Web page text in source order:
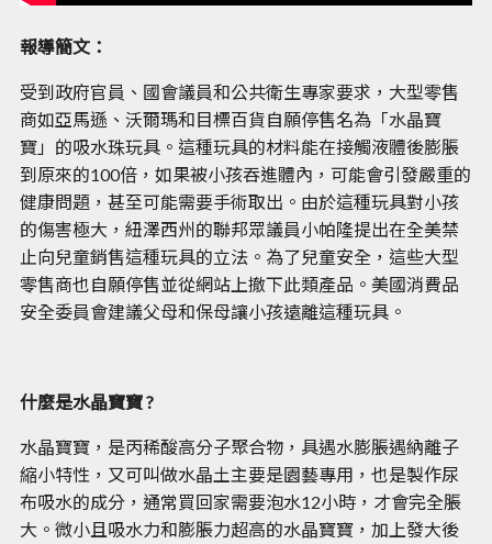
報導簡文：
受到政府官員、國會議員和公共衛生專家要求，大型零售
商如亞馬遜、沃爾瑪和目標百貨自願停售名為「水晶寶
寶」的吸水珠玩具。這種玩具的材料能在接觸液體後膨脹
到原來的100倍，如果被小孩吞進體內，可能會引發嚴重的
健康問題，甚至可能需要手術取出。由於這種玩具對小孩
的傷害極大，紐澤西州的聯邦眾議員小帕隆提出在全美禁
止向兒童銷售這種玩具的立法。為了兒童安全，這些大型
零售商也自願停售並從網站上撤下此類產品。美國消費品
安全委員會建議父母和保母讓小孩遠離這種玩具。
什麼是水晶寶寶 ?
水晶寶寶，是丙稀酸高分子聚合物，具遇水膨脹遇納離子
縮小特性，又可叫做水晶土主要是園藝專用，也是製作尿
布吸水的成分，通常買回家需要泡水12小時，才會完全脹
大。微小且吸水力和膨脹力超高的水晶寶寶，加上發大後